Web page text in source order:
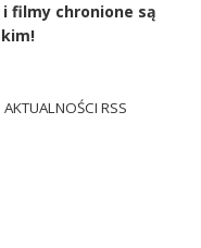
filmy chronione są
AKTUALNOŚCI RSS